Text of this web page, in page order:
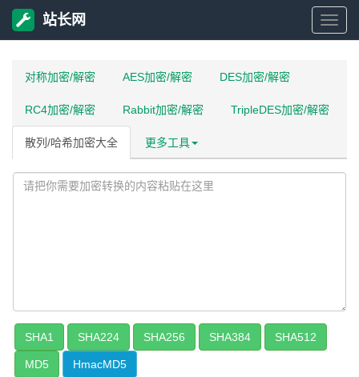
站
网
站长网
对称加密/解密 AES加密/解密 DES加密/解密
RC4加密/解密 Rabbit加密/解密 TripleDES加密/解密
散列/哈希加密大全 更多工具
SHA1 SHA224 SHA256 SHA384 SHA512
MD5 HmacMD5